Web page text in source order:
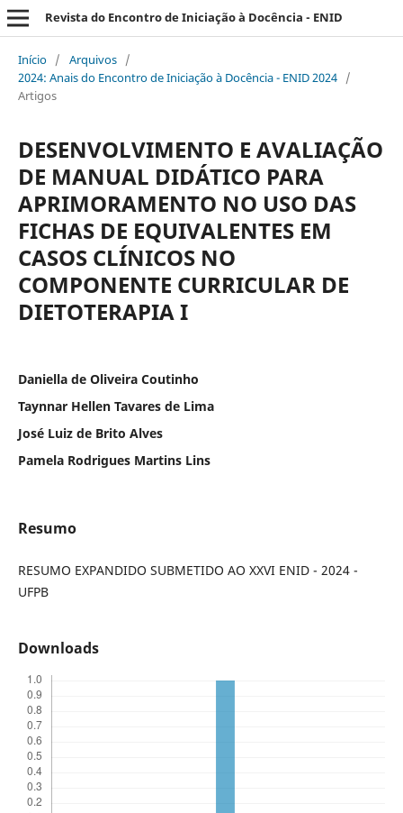
Revista do Encontro de Iniciação à Docência - ENID
Início / Arquivos /
2024: Anais do Encontro de Iniciação à Docência - ENID 2024 /
Artigos
DESENVOLVIMENTO E AVALIAÇÃO
DE MANUAL DIDÁTICO PARA
APRIMORAMENTO NO USO DAS
FICHAS DE EQUIVALENTES EM
CASOS CLÍNICOS NO
COMPONENTE CURRICULAR DE
DIETOTERAPIA I
Daniella de Oliveira Coutinho
Taynnar Hellen Tavares de Lima
José Luiz de Brito Alves
Pamela Rodrigues Martins Lins
Resumo
RESUMO EXPANDIDO SUBMETIDO AO XXVI ENID - 2024 -
UFPB
Downloads